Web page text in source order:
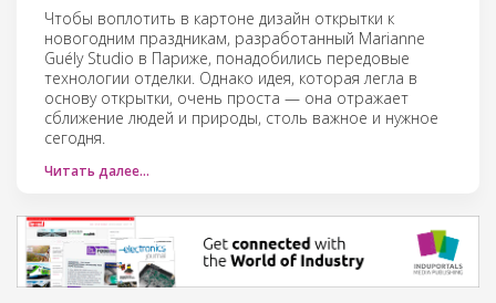
Чтобы воплотить в картоне дизайн открытки к
новогодним праздникам, разработанный Marianne
Guély Studio в Париже, понадобились передовые
технологии отделки. Однако идея, которая легла в
основу открытки, очень проста — она отражает
сближение людей и природы, столь важное и нужное
сегодня.
Читать далее…